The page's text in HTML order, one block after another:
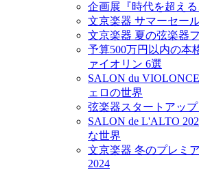
企画展『時代を超える
文京楽器 サマーセー
文京楽器 夏の弦楽器
予算500万円以内の本
ァイオリン 6選
SALON du
ェロの世界
弦楽器スタートアッ
SALON de L'ALTO
な世界
文京楽器 冬のプレミ
2024